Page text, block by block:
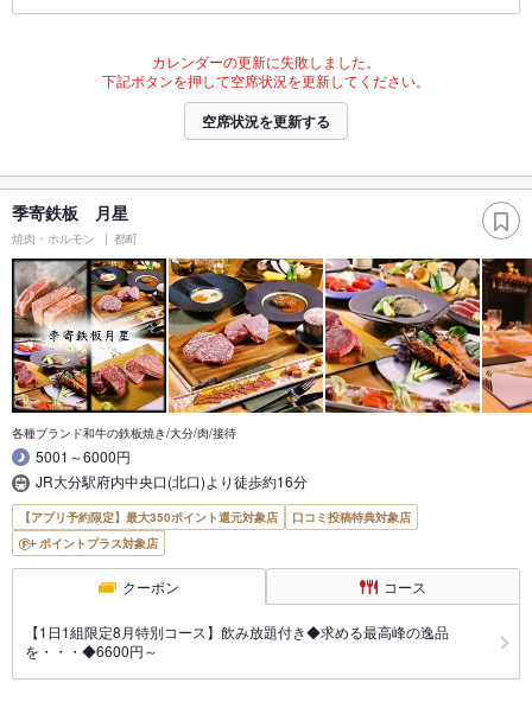
カレンダーの更新に失敗しました。
下記ボタンを押して空席状況を更新してください。
空席状況を更新する
季寄鉄板 月星
焼肉・ホルモン 都町
各種ブランド和牛の鉄板焼き/大分/肉/接待
5001～6000円
JR大分駅府内中央口(北口)より徒歩約16分
【アプリ予約限定】最大350ポイント還元対象店
口コミ投稿特典対象店
ポイントプラス対象店
クーポン コース
【1日1組限定8月特別コース】飲み放題付き◆求める最高峰の逸品
を・・・◆6600円～